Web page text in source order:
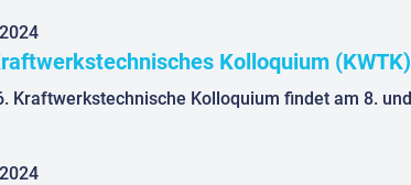
Kolloquium (KWTK)